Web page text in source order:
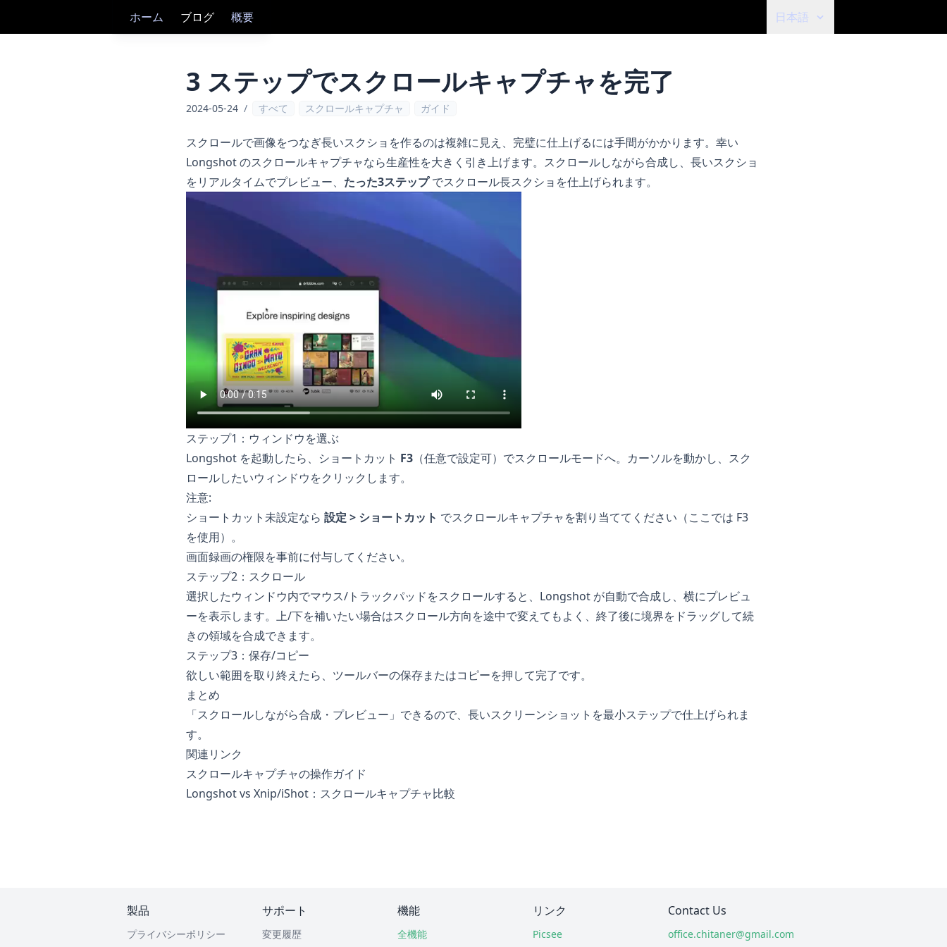
ホーム ブログ 概要 日本語
3 ステップでスクロールキャプチャを完了
2024-05-24 / すべて スクロールキャプチャ ガイド
スクロールで画像をつなぎ長いスクショを作るのは複雑に見え、完璧に仕上げるには手間がかかります。幸い
Longshotのスクロールキャプチャなら生産性を大きく引き上げます。スクロールしながら合成し、長いスクショ
をリアルタイムでプレビュー、 たった3ステップでスクロール長スクショを仕上げられます。
ステップ1：ウィンドウを選ぶ
Longshot を起動したら、ショートカット F3 （任意で設定可）でスクロールモードへ。カーソルを動かし、スク
ロールしたいウィンドウをクリックします。
注意:
ショートカット未設定なら 設定 > ショートカット でスクロールキャプチャを割り当ててください（ここでは F3
を使用）。
画面録画の権限を事前に付与してください。
ステップ2：スクロール
選択したウィンドウ内でマウス/トラックパッドをスクロールすると、Longshot が自動で合成し、横にプレビュ
ーを表示します。上/下を補いたい場合はスクロール方向を途中で変えてもよく、終了後に境界をドラッグして続
きの領域を合成できます。
ステップ3：保存/コピー
欲しい範囲を取り終えたら、ツールバーの保存またはコピーを押して完了です。
まとめ
「スクロールしながら合成・プレビュー」できるので、長いスクリーンショットを最小ステップで仕上げられま
す。
関連リンク
スクロールキャプチャの操作ガイド
Longshot vs Xnip/iShot：スクロールキャプチャ比較
製品
プライバシーポリシー
サポート
変更履歴
機能
全機能
リンク
Picsee
Contact Us
office.chitaner@gmail.com